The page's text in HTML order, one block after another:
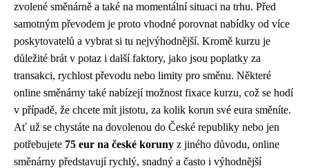
zvolené směnárně a také na momentální situaci na trhu. Před
samotným převodem je proto vhodné porovnat nabídky od více
poskytovatelů a vybrat si tu nejvýhodnější. Kromě kurzu je
důležité brát v potaz i další faktory, jako jsou poplatky za
transakci, rychlost převodu nebo limity pro směnu. Některé
online směnárny také nabízejí možnost fixace kurzu, což se hodí
v případě, že chcete mít jistotu, za kolik korun své eura směníte.
Ať už se chystáte na dovolenou do České republiky nebo jen
potřebujete 75 eur na české koruny z jiného důvodu, online
směnárny představují rychlý, snadný a často i výhodnější